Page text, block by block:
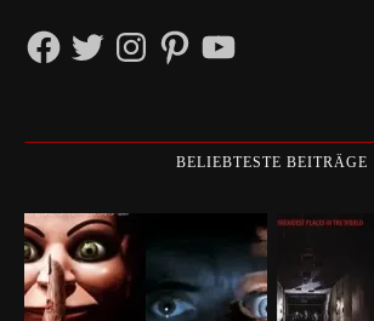
FacebookTwitterInstagramPinterestYouTube
BELIEBTESTE BEITRÄGE